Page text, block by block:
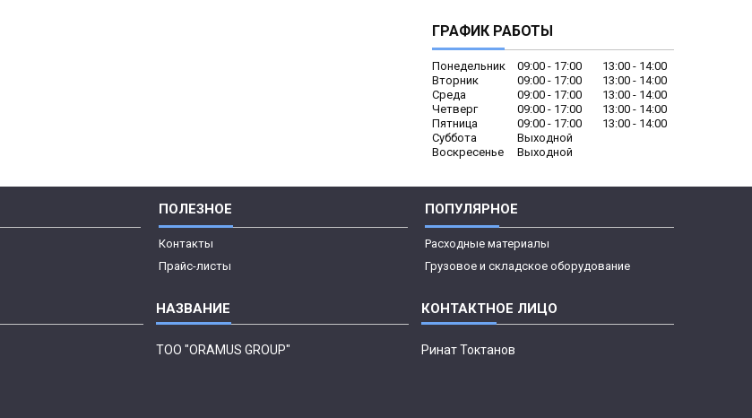
ГРАФИК РАБОТЫ
Понедельник 09:00 17:00 13:00
14:00
Вторник
09:00 17:00 13:00
14:00
Среда
09:00 17:00 13:00
14:00
Четверг
09:00 17:00 13:00
14:00
Пятница
09:00 17:00 13:00
14:00
Суббота
Выходной
Воскресенье
Выходной
ПОЛЕЗНОЕ
Контакты
Прайс-листы
ПОПУЛЯРНОЕ
Расходные материалы
Грузовое и складское оборудование
ТОО "ORAMUS GROUP" Ринат Токтанов